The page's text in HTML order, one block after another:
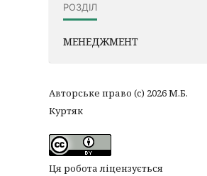
РОЗДІЛ
МЕНЕДЖМЕНТ
Авторське право (c) 2026 М.Б.
Куртяк
Ця робота ліцензується